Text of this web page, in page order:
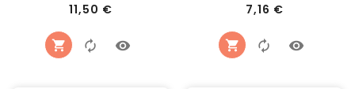
11,50 €
7,16 €Cena